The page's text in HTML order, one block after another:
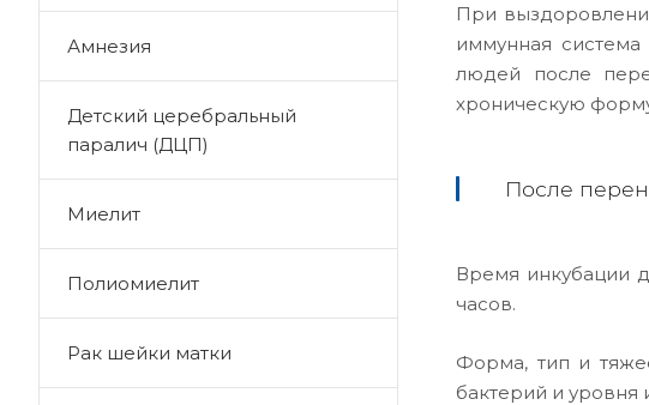
При
иммунная
людей после
хроническую
После
Время инкубации
часов.
Форма, тип и
бактерий и уровня
Амнезия
Детский церебральный
паралич (ДЦП)
Миелит
Полиомиелит
Рак шейки матки